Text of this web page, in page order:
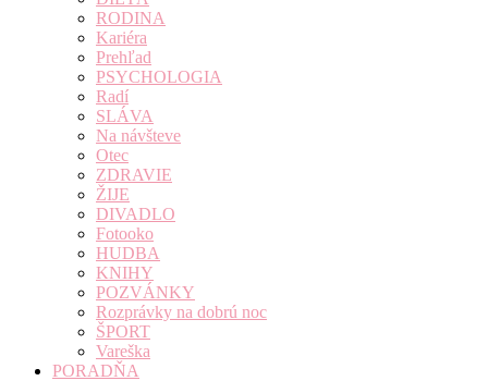
RODINA
Kariéra
Prehľad
PSYCHOLOGIA
Radí
SLÁVA
Na návšteve
Otec
ZDRAVIE
ŽIJE
DIVADLO
Fotooko
HUDBA
KNIHY
POZVÁNKY
Rozprávky na dobrú noc
ŠPORT
Vareška
PORADŇA